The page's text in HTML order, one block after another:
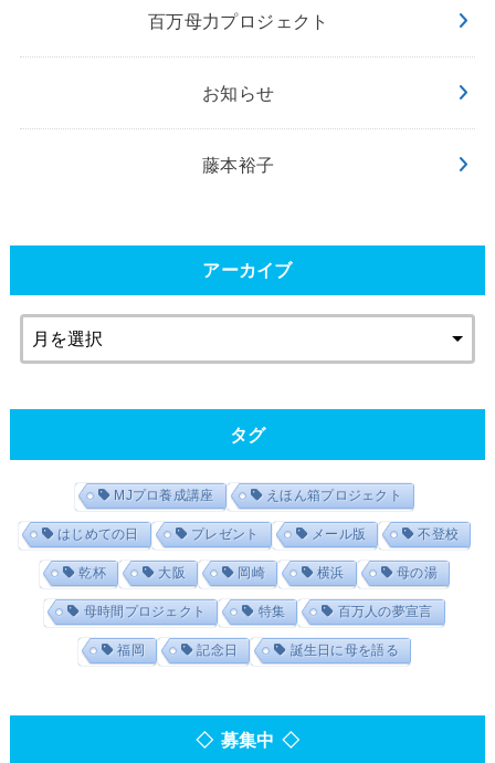
百万母力プロジェクト
お知らせ
藤本裕子
アーカイブ
タグ
MJプロ養成講座 えほん箱プロジェクト
はじめての日 プレゼント メール版 不登校
乾杯 大阪 岡崎 横浜 母の湯
母時間プロジェクト 特集 百万人の夢宣言
福岡 記念日 誕生日に母を語る
◇ 募集中 ◇